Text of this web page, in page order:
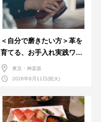
＜自分で磨きたい方＞革を
育てる、お手入れ実践ワー
クショップ。基本編！
東京・神楽坂
2026年8月11日(祝火)